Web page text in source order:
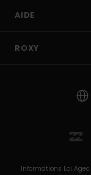
AIDE
ROXY
Informations Loi Agec